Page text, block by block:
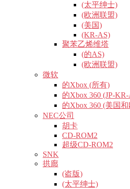
(太平绅士)
(欧洲联盟)
(美国)
(KR-AS)
聚苯乙烯维塔
(的AS)
(欧洲联盟)
微软
的Xbox (所有)
的Xbox 360 (JP-
的Xbox 360 (美国
NEC公司
胡卡
CD-ROM2
超级CD-ROM2
SNK
拱廊
(盗版)
(太平绅士)